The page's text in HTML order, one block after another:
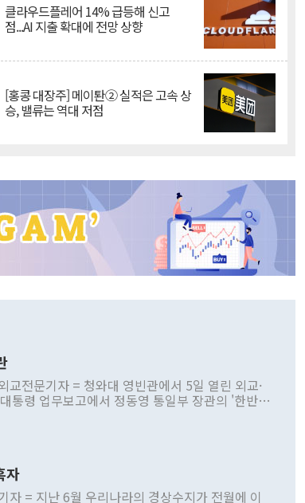
클라우드플레어 14% 급등해 신고
점...AI 지출 확대에 전망 상향
[홍콩 대장주] 메이퇀② 실적은 고속 상
승, 밸류는 역대 저점
교전문기자 = 청와대 영빈관에서 5일 열린 외교·
통령 업무보고에서 정동영 통일부 장관의 '한반도
을 거치지 않은 사안을 정책으로 추진하겠다고 공
현실적 구상'이라는 비판을 내놨다. 그동안 정 장
이 물의를 빚은 적은 여러 번 있지만 대통령과 유
자
자 = 지난 6월 우리나라의 경상수지가 전월에 이